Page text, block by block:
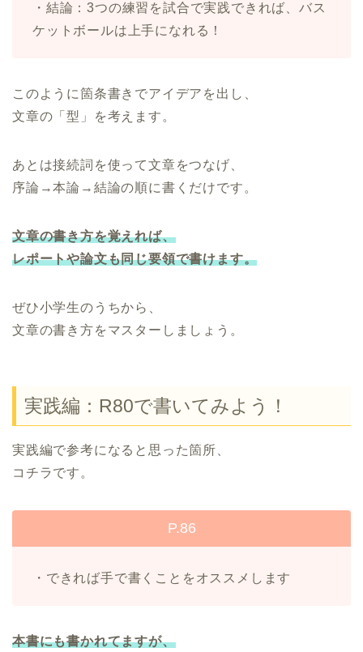
・結論：3つの練習を試合で実践できれば、バス
ケットボールは上手になれる！
このように箇条書きでアイデアを出し、
文章の「型」を考えます。
あとは接続詞を使って文章をつなげ、
序論→本論→結論の順に書くだけです。
文章の書き方を覚えれば、
レポートや論文も同じ要領で書けます。
ぜひ小学生のうちから、
文章の書き方をマスターしましょう。
実践編：R80で書いてみよう！
実践編で参考になると思った箇所、
コチラです。
P.86
・できれば手で書くことをオススメします
本書にも書かれてますが、